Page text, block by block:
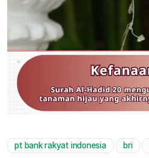
pt bank rakyat indonesia bri